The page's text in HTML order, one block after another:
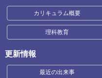
カリキュラム概要
理科教育
更新情報
最近の出来事